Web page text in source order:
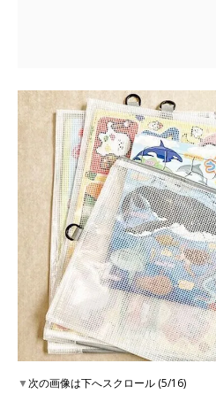
▼次の画像は下へスクロール (5/16)